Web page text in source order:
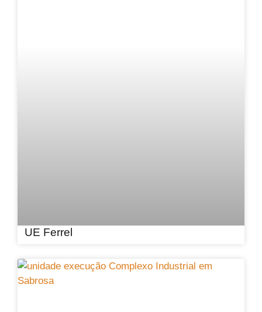
UE Ferrel